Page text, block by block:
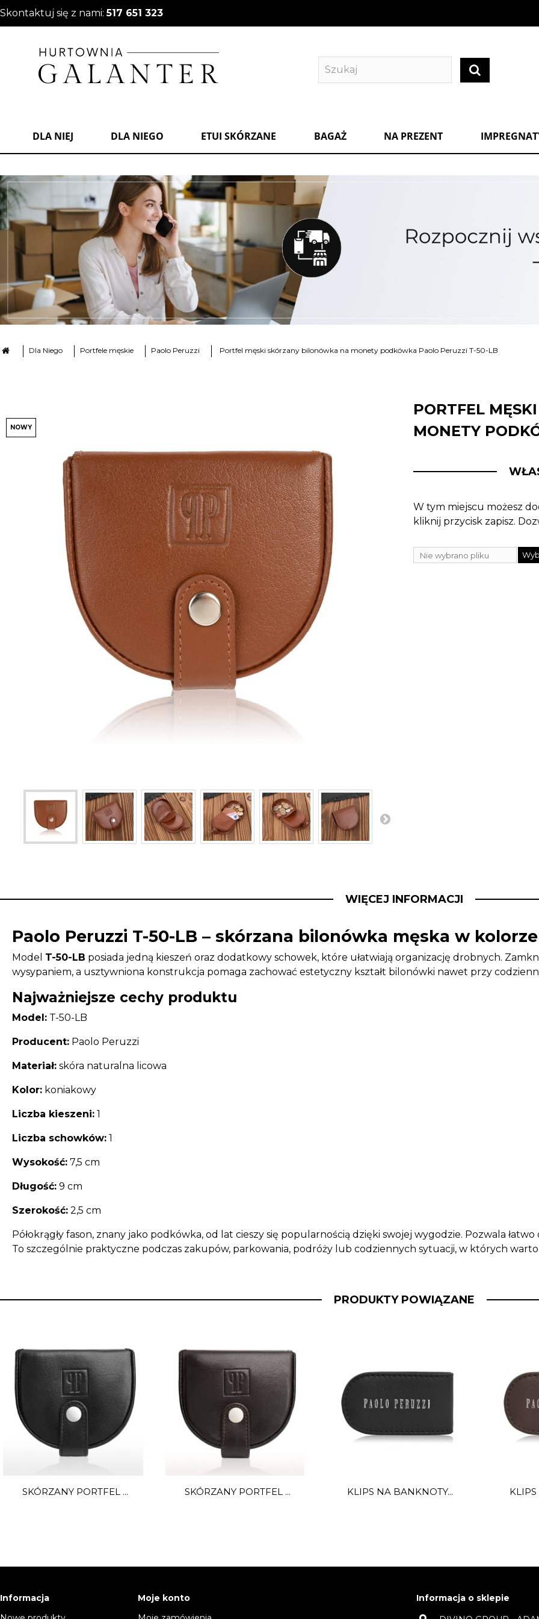
Skontaktuj się z nami:517 651 323
DLA NIEJ DLA NIEGO ETUI SKÓRZANE BAGAŻ NA PREZENT
Dla Niego Portfele męskie Paolo Peruzzi Portfel męski skórzany bilonówka na monety podkówka Paolo Peruzzi T-50-LB
NOWY
PORTFEL
MONETY
W tym miejscu możesz
kliknij przycisk zapisz.
Nie wybrano pliku
WIĘCEJ INFORMACJI
Paolo Peruzzi T-50-LB – skórzana bilonówka męska w
Model T-50-LB posiada jedną kieszeń oraz dodatkowy schowek, które ułatwiają organizację drobnych.
wysypaniem, a usztywniona konstrukcja pomaga zachować estetyczny kształt bilonówki nawet przy
Najważniejsze cechy produktu
Model: T-50-LB
Producent: Paolo Peruzzi
Materiał: skóra naturalna licowa
Kolor: koniakowy
Liczba kieszeni: 1
Liczba schowków: 1
Wysokość: 7,5 cm
Długość: 9 cm
Szerokość: 2,5 cm
Półokrągły fason, znany jako podkówka, od lat cieszy się popularnością dzięki swojej wygodzie. Pozwala
To szczególnie praktyczne podczas zakupów, parkowania, podróży lub codziennych sytuacji, w których
PRODUKTY POWIĄZANE
SKÓRZANY PORTFEL ... SKÓRZANY PORTFEL ... KLIPS NA BANKNOTY...
Informacja
Moje konto
Informacja o sklepie